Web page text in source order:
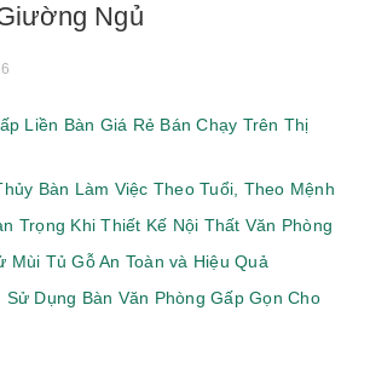
Ngủ
Liền Bàn Giá Rẻ Bán Chạy Trên Thị
Bàn Làm Việc Theo Tuổi, Theo Mệnh
Trọng Khi Thiết Kế Nội Thất Văn Phòng
Mùi Tủ Gỗ An Toàn và Hiệu Quả
Sử Dụng Bàn Văn Phòng Gấp Gọn Cho